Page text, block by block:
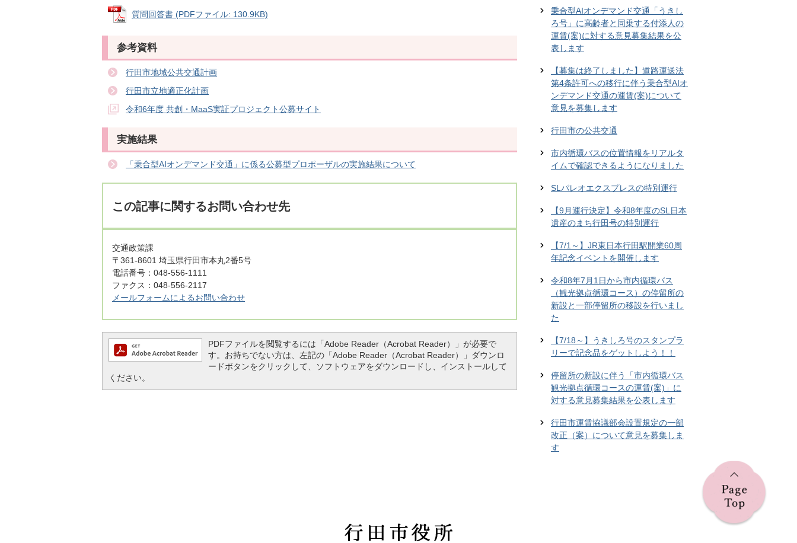
質問回答書 (PDFファイル: 130.9KB)
参考資料
行田市地域公共交通計画
行田市立地適正化計画
令和6年度 共創・MaaS実証プロジェクト公募サイト
実施結果
「乗合型AIオンデマンド交通」に係る公募型プロポーザルの実施結果について
この記事に関するお問い合わせ先
交通政策課
〒361-8601 埼玉県行田市本丸2番5号
電話番号：048-556-1111
ファクス：048-556-2117
メールフォームによるお問い合わせ
PDFファイルを閲覧するには「Adobe Reader（Acrobat Reader）」が必要で
す。お持ちでない方は、左記の「Adobe Reader（Acrobat Reader）」ダウンロ
ードボタンをクリックして、ソフトウェアをダウンロードし、インストールして
ください。
乗合型AIオンデマンド交通「うきし
ろ号」に高齢者と同乗する付添人の
運賃(案)に対する意見募集結果を公
表します
【募集は終了しました】道路運送法
第4条許可への移行に伴う乗合型AIオ
ンデマンド交通の運賃(案)について
意見を募集します
行田市の公共交通
市内循環バスの位置情報をリアルタ
イムで確認できるようになりました
SLパレオエクスプレスの特別運行
【9月運行決定】令和8年度のSL日本
遺産のまち行田号の特別運行
【7/1～】JR東日本行田駅開業60周
年記念イベントを開催します
令和8年7月1日から市内循環バス
（観光拠点循環コース）の停留所の
新設と一部停留所の移設を行いまし
た
【7/18～】うきしろ号のスタンプラ
リーで記念品をゲットしよう！！
停留所の新設に伴う「市内循環バス
観光拠点循環コースの運賃(案)」に
対する意見募集結果を公表します
行田市運賃協議部会設置規定の一部
改正（案）について意見を募集しま
す
行